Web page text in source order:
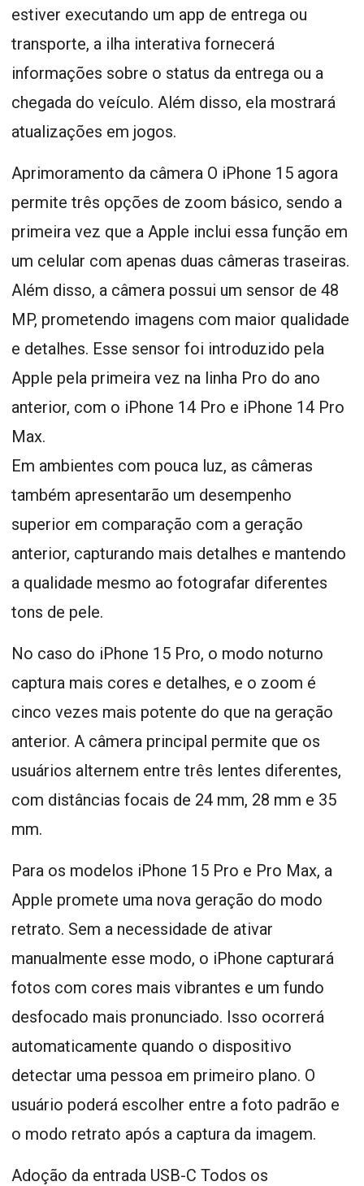
estiver executando um app de entrega ou
transporte, a ilha interativa fornecerá
informações sobre o status da entrega ou a
chegada do veículo. Além disso, ela mostrará
atualizações em jogos.
Aprimoramento da câmera O iPhone 15 agora
permite três opções de zoom básico, sendo a
primeira vez que a Apple inclui essa função em
um celular com apenas duas câmeras traseiras.
Além disso, a câmera possui um sensor de 48
MP, prometendo imagens com maior qualidade
e detalhes. Esse sensor foi introduzido pela
Apple pela primeira vez na linha Pro do ano
anterior, com o iPhone 14 Pro e iPhone 14 Pro
Max.
Em ambientes com pouca luz, as câmeras
também apresentarão um desempenho
superior em comparação com a geração
anterior, capturando mais detalhes e mantendo
a qualidade mesmo ao fotografar diferentes
tons de pele.
No caso do iPhone 15 Pro, o modo noturno
captura mais cores e detalhes, e o zoom é
cinco vezes mais potente do que na geração
anterior. A câmera principal permite que os
usuários alternem entre três lentes diferentes,
com distâncias focais de 24 mm, 28 mm e 35
mm.
Para os modelos iPhone 15 Pro e Pro Max, a
Apple promete uma nova geração do modo
retrato. Sem a necessidade de ativar
manualmente esse modo, o iPhone capturará
fotos com cores mais vibrantes e um fundo
desfocado mais pronunciado. Isso ocorrerá
automaticamente quando o dispositivo
detectar uma pessoa em primeiro plano. O
usuário poderá escolher entre a foto padrão e
o modo retrato após a captura da imagem.
Adoção da entrada USB-C Todos os